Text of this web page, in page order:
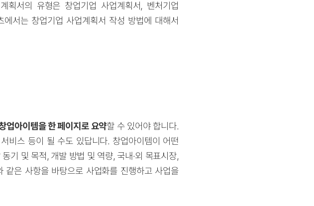
서의 유형은 창업기업 사업계획서, 벤처기업
서는 창업기업 사업계획서 작성 방법에 대해서
업아이템을 한 페이지로 요약할 수 있어야 합니다.
비스 등이 될 수도 있답니다. 창업아이템이 어떤
기 및 목적, 개발 방법 및 역량, 국내·외 목표시장,
은 사항을 바탕으로 사업화를 진행하고 사업을